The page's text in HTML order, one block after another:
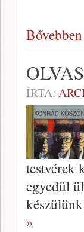
Bővebben
ÍRTA:
testvérek
egyedül
»